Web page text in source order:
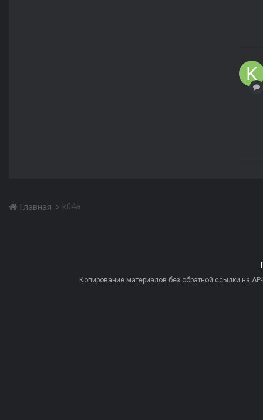
Главная k04a
Копирование материалов без обратной ссылки на